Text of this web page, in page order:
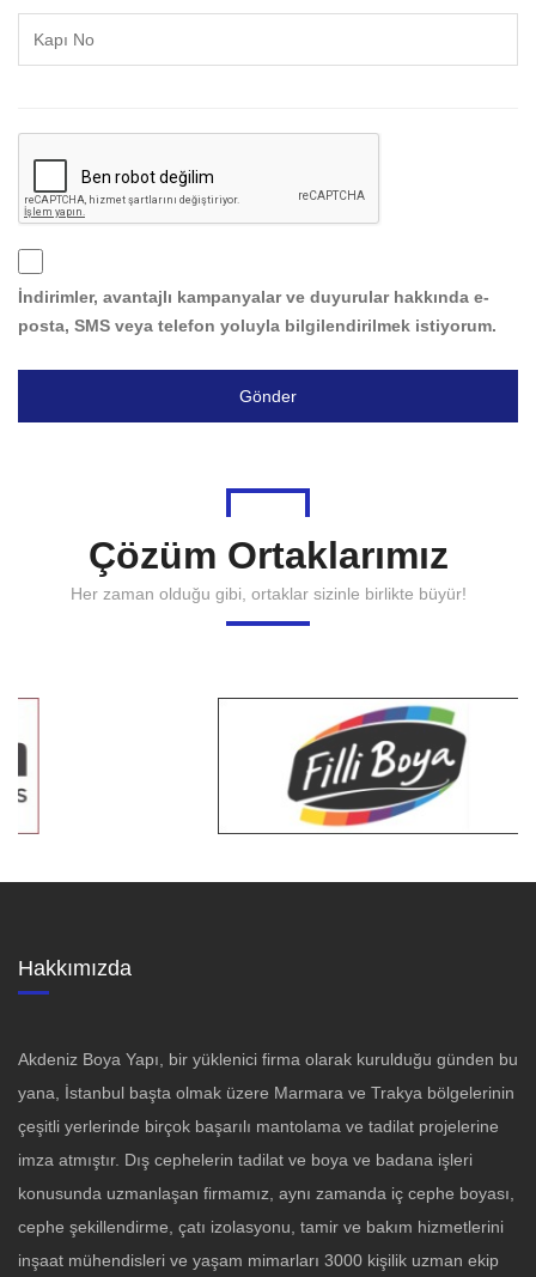
İndirimler, avantajlı kampanyalar ve duyurular hakkında e-
posta, SMS veya telefon yoluyla bilgilendirilmek istiyorum.
Gönder
Çözüm Ortaklarımız
Her zaman olduğu gibi, ortaklar sizinle birlikte büyür!
Hakkımızda
Akdeniz Boya Yapı, bir yüklenici firma olarak kurulduğu günden bu
yana, İstanbul başta olmak üzere Marmara ve Trakya bölgelerinin
çeşitli yerlerinde birçok başarılı mantolama ve tadilat projelerine
imza atmıştır. Dış cephelerin tadilat ve boya ve badana işleri
konusunda uzmanlaşan firmamız, aynı zamanda iç cephe boyası,
cephe şekillendirme, çatı izolasyonu, tamir ve bakım hizmetlerini
inşaat mühendisleri ve yaşam mimarları 3000 kişilik uzman ekip